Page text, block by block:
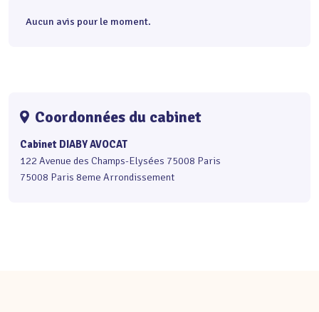
Aucun avis pour le moment.
Coordonnées du cabinet
Cabinet DIABY AVOCAT
122 Avenue des Champs-Elysées 75008 Paris
75008 Paris 8eme Arrondissement